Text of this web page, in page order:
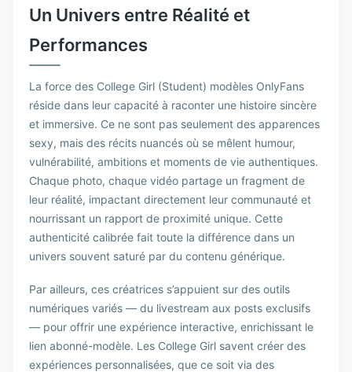
Un Univers entre Réalité et
Performances
La force des College Girl (Student) modèles OnlyFans
réside dans leur capacité à raconter une histoire sincère
et immersive. Ce ne sont pas seulement des apparences
sexy, mais des récits nuancés où se mêlent humour,
vulnérabilité, ambitions et moments de vie authentiques.
Chaque photo, chaque vidéo partage un fragment de
leur réalité, impactant directement leur communauté et
nourrissant un rapport de proximité unique. Cette
authenticité calibrée fait toute la différence dans un
univers souvent saturé par du contenu générique.
Par ailleurs, ces créatrices s’appuient sur des outils
numériques variés — du livestream aux posts exclusifs
— pour offrir une expérience interactive, enrichissant le
lien abonné-modèle. Les College Girl savent créer des
expériences personnalisées, que ce soit via des